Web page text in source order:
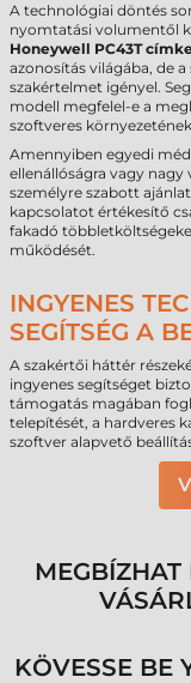
A technológiai döntés
nyomtatási volumentől
Honeywell PC43T
azonosítás világába, de
szakértelmet igényel.
modell megfelel-e a
szoftveres
Amennyiben egyedi
ellenállóságra vagy
személyre szabott
kapcsolatot értékesítő
fakadó
működését.
INGYENES
SEGÍTSÉG A
A szakértői háttér
ingyenes segítséget
támogatás magában
telepítését, a hardveres
szoftver alapvető
MEGBÍZHAT
KÖVESSE BE